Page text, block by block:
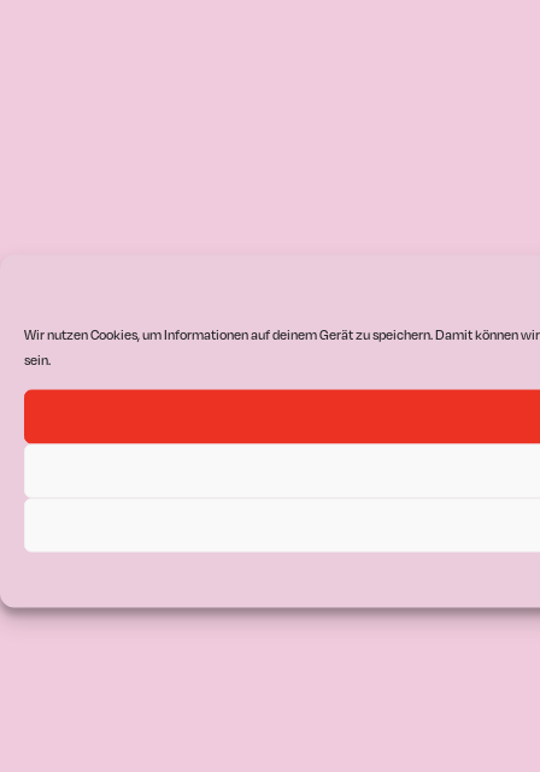
Wir nutzen Cookies, um Informationen auf deinem Gerät zu speichern. Damit können
sein.